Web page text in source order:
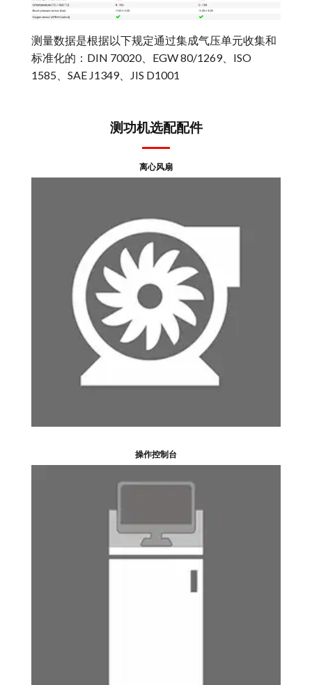
测量数据是根据以下规定通过集成气压单元收集和
标准化的：DIN 70020、EGW 80/1269、ISO
1585、SAE J1349、JIS D1001
测功机选配配件
离心风扇
操作控制台